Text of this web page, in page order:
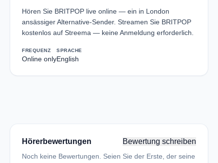
Hören Sie BRITPOP live online — ein in London
ansässiger Alternative-Sender. Streamen Sie BRITPOP
kostenlos auf Streema — keine Anmeldung erforderlich.
FREQUENZ
Online only
SPRACHE
English
Hörerbewertungen Bewertung schreiben
Noch keine Bewertungen. Seien Sie der Erste, der seine